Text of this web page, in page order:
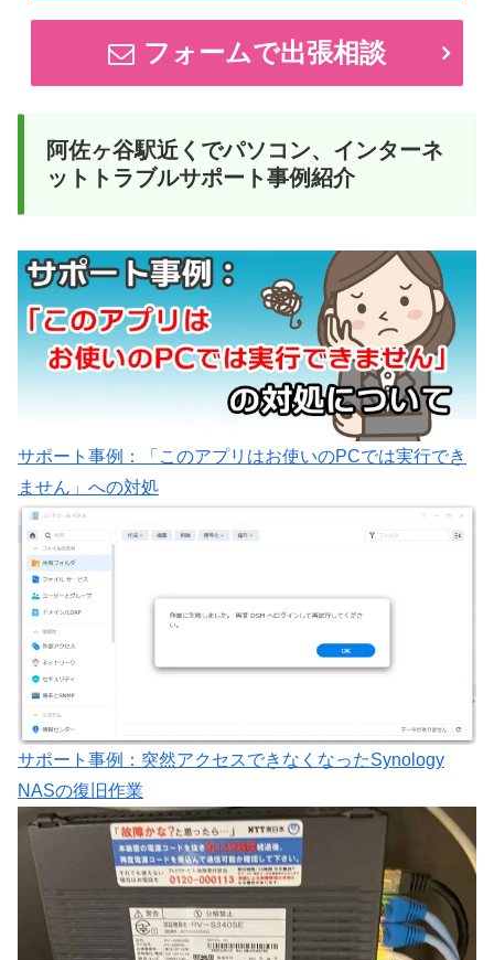
フォームで出張相談
阿佐ヶ谷駅近くでパソコン、インターネ
ットトラブルサポート事例紹介
サポート事例：「このアプリはお使いのPCでは実行でき
ません」への対処
サポート事例：突然アクセスできなくなったSynology
NASの復旧作業